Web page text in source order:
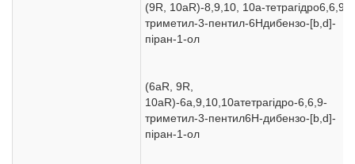
(9R, 10aR)-8,9,10, 10а-тетрагідро6,6,9-
триметил-3-пентил-6Hдибензо-[b,d]-
піран-1-ол
(6aR, 9R,
10aR)-6a,9,10,10aтетрагідро-6,6,9-
триметил-3-пентил6H-дибензо-[b,d]-
піран-1-ол